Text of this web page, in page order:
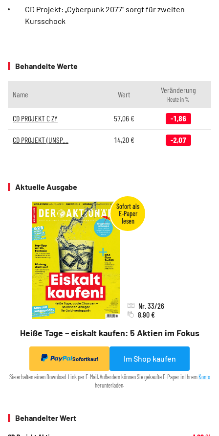
CD Projekt: „Cyberpunk 2077“ sorgt für zweiten
Kursschock
Behandelte Werte
Name Wert Veränderung
Heute in %
CD PROJEKT C ZY 57,06€ -1,86
CD PROJEKT (UNSP.... 14,20€ -2,07
Aktuelle Ausgabe
Heiße Tage – eiskalt kaufen: 5 Aktien im Fokus
Nr. 33/26
8,90 €
Sofortkauf Im Shop kaufen
Sie erhalten einen Download-Link per E-Mail. Außerdem können Sie gekaufte E-Paper in Ihrem Konto
herunterladen.
Behandelter Wert